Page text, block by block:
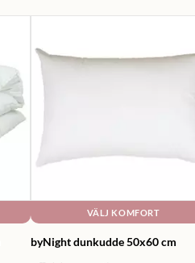
VÄLJ KOMFORT
byNight dunkudde 50x60 cm